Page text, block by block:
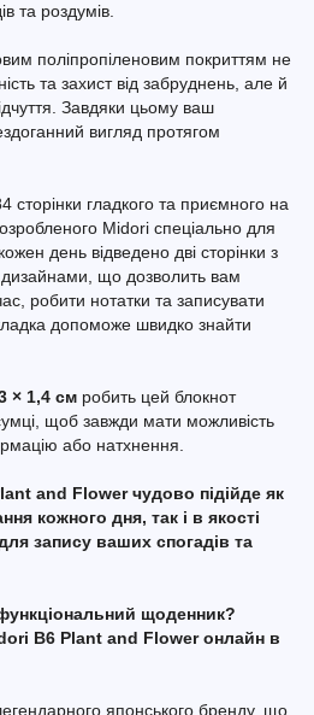
та роздумів.
поліпропіленовим покриттям не
та захист від забруднень, але й
Завдяки цьому ваш
вигляд протягом
сторінки гладкого та приємного на
Midori спеціально для
день відведено дві сторінки з
що дозволить вам
робити нотатки та записувати
допоможе швидко знайти
× 1,4 см робить цей блокнот
щоб завжди мати можливість
або натхнення.
and Flower чудово підійде як
кожного дня, так і в якості
запису ваших спогадів та
щоденник?
B6 Plant and Flower онлайн в
японського бренду, що